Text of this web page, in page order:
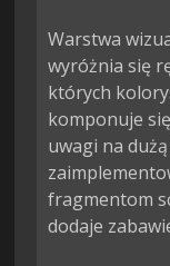
Warstwa
wyróżnia się
których
komponuje
uwagi na
fragmentom
dodaje